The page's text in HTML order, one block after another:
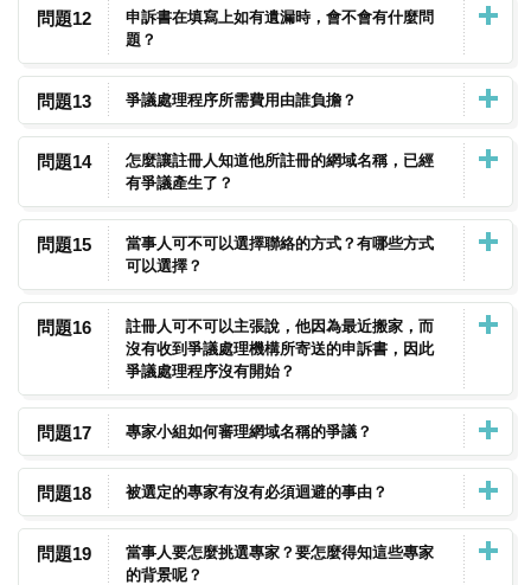
問題12
申訴書在填寫上如有遺漏時，會不會有什麼問
題？
問題13 爭議處理程序所需費用由誰負擔？
問題14
怎麼讓註冊人知道他所註冊的網域名稱，已經
有爭議產生了？
問題15
當事人可不可以選擇聯絡的方式？有哪些方式
可以選擇？
問題16
註冊人可不可以主張說，他因為最近搬家，而
沒有收到爭議處理機構所寄送的申訴書，因此
爭議處理程序沒有開始？
問題17 專家小組如何審理網域名稱的爭議？
問題18 被選定的專家有沒有必須迴避的事由？
問題19
當事人要怎麼挑選專家？要怎麼得知這些專家
的背景呢？